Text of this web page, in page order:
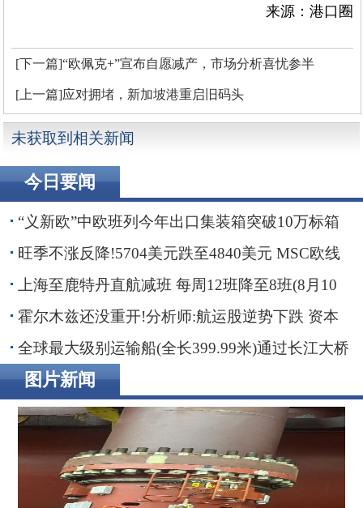
来源：港口圈
[下一篇]“欧佩克+”宣布自愿减产，市场分析喜忧参半
[上一篇]应对拥堵，新加坡港重启旧码头
未获取到相关新闻
今日要闻
“义新欧”中欧班列今年出口集装箱突破10万标箱
刷新历年同期纪录
旺季不涨反降!5704美元跌至4840美元 MSC欧线
价格松动
上海至鹿特丹直航减班 每周12班降至8班(8月10
日生效)
霍尔木兹还没重开!分析师:航运股逆势下跌 资本
正在撤离“战争红利”
全球最大级别运输船(全长399.99米)通过长江大桥
图片新闻